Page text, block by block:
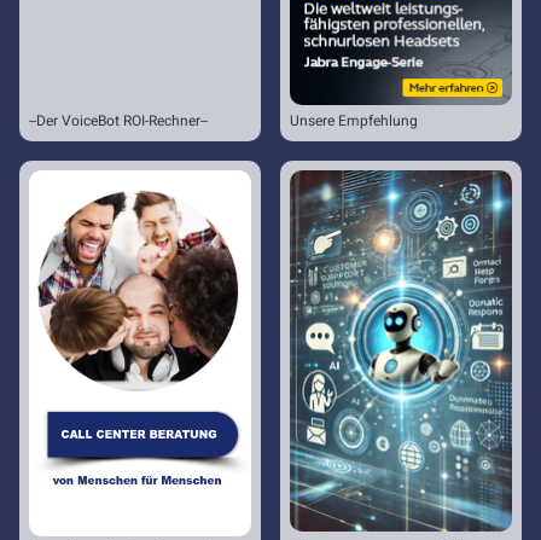
--Der VoiceBot ROI-Rechner-- Unsere Empfehlung